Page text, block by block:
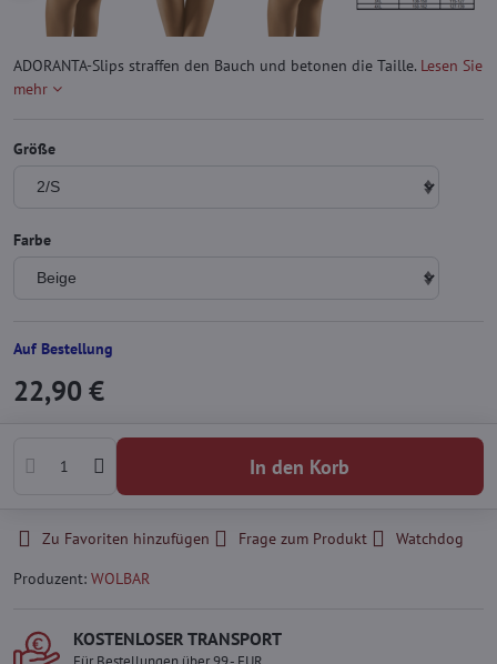
ADORANTA-Slips straffen den Bauch und betonen die Taille. Lesen Sie
mehr
Größe
Farbe
Auf Bestellung
22,90 €
In den Korb
Zu Favoriten hinzufügen Frage zum Produkt
Watchdog
Produzent: WOLBAR
KOSTENLOSER TRANSPORT